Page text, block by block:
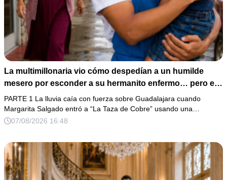
La multimillonaria vio cómo despedían a un humilde
mesero por esconder a su hermanito enfermo… pero el
verdadero escándalo estaba a punto de estallar.
PARTE 1 La lluvia caía con fuerza sobre Guadalajara cuando
Margarita Salgado entró a “La Taza de Cobre” usando una…
07/08/2026 16:48